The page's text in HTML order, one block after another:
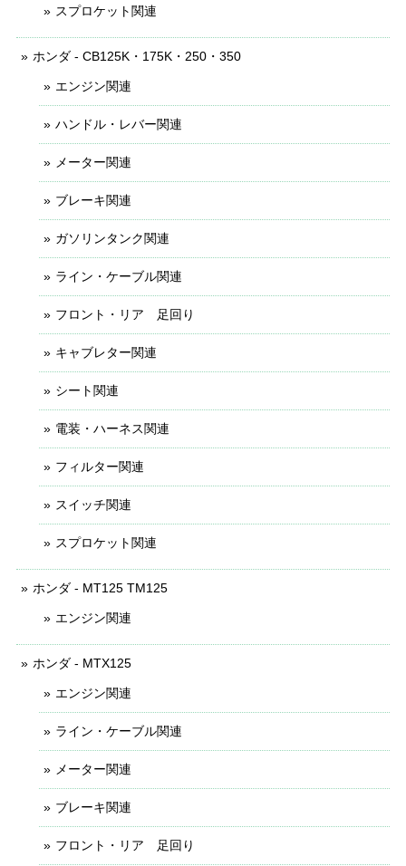
スプロケット関連
ホンダ - CB125K・175K・250・350
エンジン関連
ハンドル・レバー関連
メーター関連
ブレーキ関連
ガソリンタンク関連
ライン・ケーブル関連
フロント・リア 足回り
キャブレター関連
シート関連
電装・ハーネス関連
フィルター関連
スイッチ関連
スプロケット関連
ホンダ - MT125 TM125
エンジン関連
ホンダ - MTX125
エンジン関連
ライン・ケーブル関連
メーター関連
ブレーキ関連
フロント・リア 足回り